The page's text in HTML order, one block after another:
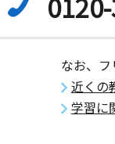
なお、
近くの
学習に